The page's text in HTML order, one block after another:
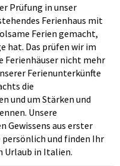
Prüfung in unser
Ferienhaus mit
Ferien gemacht,
hat. Das prüfen wir im
Ferienhäuser nicht mehr
Ferienunterkünfte
die
und um Stärken und
Unsere
Gewissens aus erster
persönlich und finden Ihr
Urlaub in Italien.